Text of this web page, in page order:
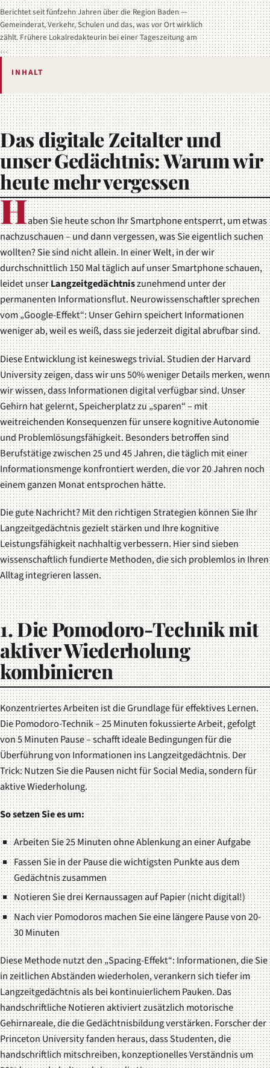
Berichtet seit fünfzehn Jahren über die Region Baden —
Gemeinderat, Verkehr, Schulen und das, was vor Ort wirklich
zählt. Frühere Lokalredakteurin bei einer Tageszeitung am
…
INHALT
Das digitale Zeitalter und
unser Gedächtnis: Warum wir
heute mehr vergessen
Haben Sie heute schon Ihr Smartphone entsperrt, um etwas
nachzuschauen – und dann vergessen, was Sie eigentlich suchen
wollten? Sie sind nicht allein. In einer Welt, in der wir
durchschnittlich 150 Mal täglich auf unser Smartphone schauen,
leidet unserLangzeitgedächtniszunehmend unter der
permanenten Informationsflut. Neurowissenschaftler sprechen
vom „Google-Effekt“: Unser Gehirn speichert Informationen
weniger ab, weil es weiß, dass sie jederzeit digital abrufbar sind.
Diese Entwicklung ist keineswegs trivial. Studien der Harvard
University zeigen, dass wir uns 50% weniger Details merken, wenn
wir wissen, dass Informationen digital verfügbar sind. Unser
Gehirn hat gelernt, Speicherplatz zu „sparen“ – mit
weitreichenden Konsequenzen für unsere kognitive Autonomie
und Problemlösungsfähigkeit. Besonders betroffen sind
Berufstätige zwischen 25 und 45 Jahren, die täglich mit einer
Informationsmenge konfrontiert werden, die vor 20 Jahren noch
einem ganzen Monat entsprochen hätte.
Die gute Nachricht? Mit den richtigen Strategien können Sie Ihr
Langzeitgedächtnis gezielt stärken und Ihre kognitive
Leistungsfähigkeit nachhaltig verbessern. Hier sind sieben
wissenschaftlich fundierte Methoden, die sich problemlos in Ihren
Alltag integrieren lassen.
1. Die Pomodoro-Technik mit
aktiver Wiederholung
kombinieren
Konzentriertes Arbeiten ist die Grundlage für effektives Lernen.
Die Pomodoro-Technik – 25 Minuten fokussierte Arbeit, gefolgt
von 5 Minuten Pause – schafft ideale Bedingungen für die
Überführung von Informationen ins Langzeitgedächtnis. Der
Trick: Nutzen Sie die Pausen nicht für Social Media, sondern für
aktive Wiederholung.
So setzen Sie es um:
Arbeiten Sie 25 Minuten ohne Ablenkung an einer Aufgabe
Fassen Sie in der Pause die wichtigsten Punkte aus dem
Gedächtnis zusammen
Notieren Sie drei Kernaussagen auf Papier (nicht digital!)
Nach vier Pomodoros machen Sie eine längere Pause von 20-
30 Minuten
Diese Methode nutzt den „Spacing-Effekt“: Informationen, die Sie
in zeitlichen Abständen wiederholen, verankern sich tiefer im
Langzeitgedächtnis als bei kontinuierlichem Pauken. Das
handschriftliche Notieren aktiviert zusätzlich motorische
Gehirnareale, die die Gedächtnisbildung verstärken. Forscher der
Princeton University fanden heraus, dass Studenten, die
handschriftlich mitschreiben, konzeptionelles Verständnis um